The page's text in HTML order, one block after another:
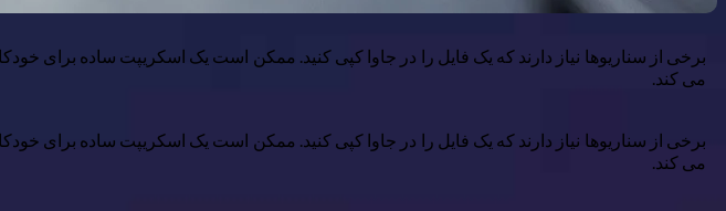
برخی از سناریوها نیاز دارند که یک فایل را در جاوا کپی کنید. ممکن است یک اسکریپت ساده برای
می کند.
برخی از سناریوها نیاز دارند که یک فایل را در جاوا کپی کنید. ممکن است یک اسکریپت ساده برای
می کند.